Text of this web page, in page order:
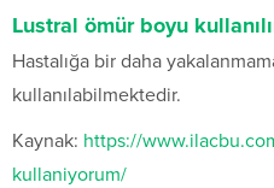
Lustral ömür boyu
Hastalığa bir daha
kullanılabilmektedir.
Kaynak: https://
kullaniyorum/